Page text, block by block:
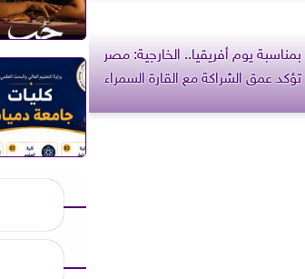
بمناسبة يوم أفريقيا.. الخارجية: مصر
تؤكد عمق الشراكة مع القارة السمراء